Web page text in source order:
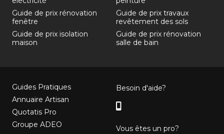
Guide de prix rénovation
fenêtre
Guide de prix isolation
maison
Guide de prix travaux
revêtement des sols
Guide de prix rénovation
salle de bain
Guides Pratiques
Annuaire Artisan
Quotatis Pro
Groupe ADEO
Besoin d'aide?
Vous êtes un pro?